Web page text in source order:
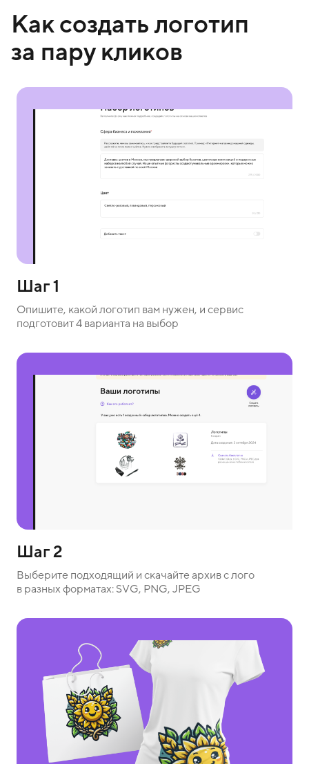
Как создать логотип
за пару кликов
Шаг 1
Опишите, какой логотип вам нужен, и сервис
подготовит 4 варианта на выбор
Шаг 2
Выберите подходящий и скачайте архив с лого
в разных форматах: SVG, PNG, JPEG